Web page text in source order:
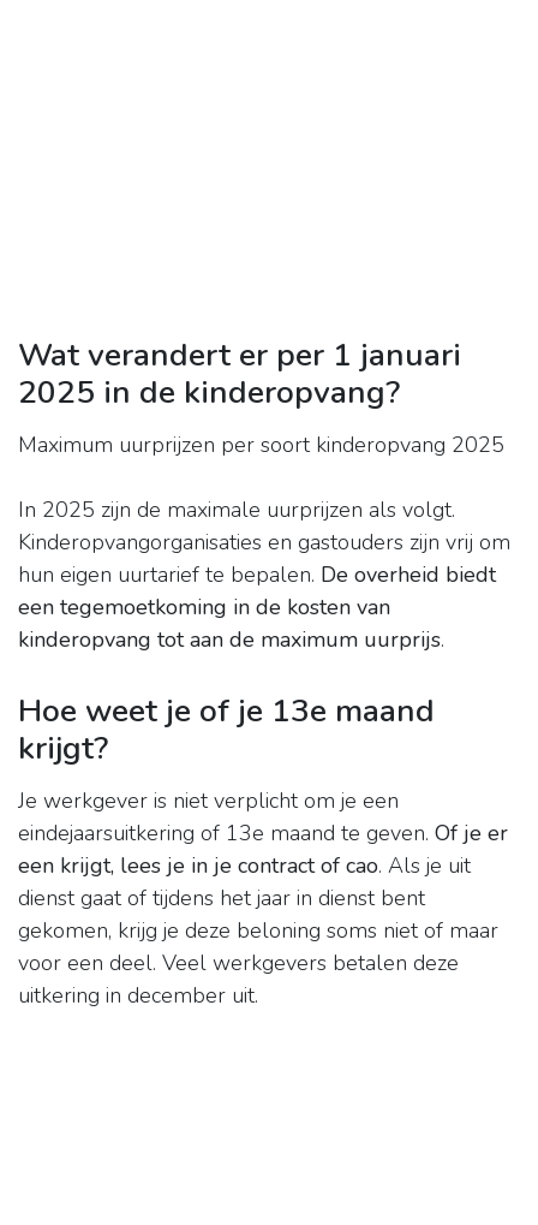
Wat verandert er per 1 januari
2025 in de kinderopvang?
Maximum uurprijzen per soort kinderopvang 2025
In 2025 zijn de maximale uurprijzen als volgt.
Kinderopvangorganisaties en gastouders zijn vrij om
hun eigen uurtarief te bepalen. De overheid biedt
een tegemoetkoming in de kosten van
kinderopvang tot aan de maximum uurprijs.
Hoe weet je of je 13e maand
krijgt?
Je werkgever is niet verplicht om je een
eindejaarsuitkering of 13e maand te geven. Of je er
een krijgt, lees je in je contract of cao. Als je uit
dienst gaat of tijdens het jaar in dienst bent
gekomen, krijg je deze beloning soms niet of maar
voor een deel. Veel werkgevers betalen deze
uitkering in december uit.